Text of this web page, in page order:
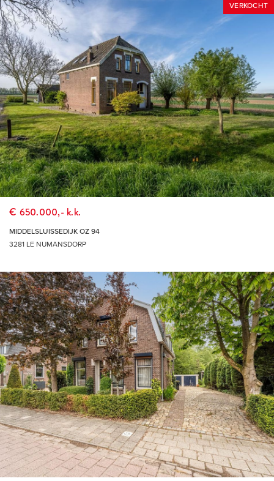
oppervlakten zijn daarnaast slechts indicatief. Mocht deze
presentatie of andere verstrekte informatie m.b.t. het te koop
(of te huur) aangeboden object vragen oproepen, dan
nodigen wij je van harte uit deze onder onze (makelaar)
aandacht te brengen.
THUIS IN DE REGIO, THUIS IN DE STAD
DÉ MAKELAAR VOOR DE HOEKSCHE WAARD &
ROTTERDAM
VERKOCHT
€ 650.000,- k.k.
MIDDELSLUISSEDIJK OZ 94
3281 LE NUMANSDORP